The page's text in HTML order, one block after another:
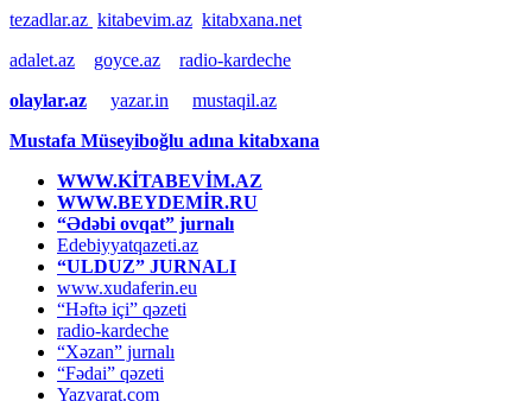
tezadlar.az kitabevim.az kitabxana.net
adalet.az
goyce.az
radio-kardeche
olaylar.az
yazar.in
mustaqil.az
Mustafa Müseyiboğlu adına kitabxana
WWW.KİTABEVİM.AZ
WWW.BEYDEMİR.RU
“Ədəbi ovqat” jurnalı
Edebiyyatqazeti.az
“ULDUZ” JURNALI
www.xudaferin.eu
“Həftə içi” qəzeti
radio-kardeche
“Xəzan” jurnalı
“Fədai” qəzeti
Yazyarat.com